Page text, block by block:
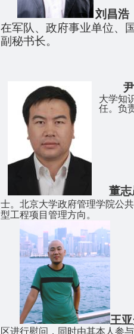
刘昌浩
在军队、政府事业单位、
副秘书长。
大学知
任。负
董志
士。北京大学政府管理学院公
型工程项目管理方向。
王
区进行慰问，同时由其本人参